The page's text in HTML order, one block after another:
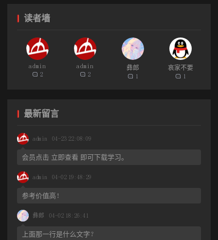
灵魂是一种稀薄的没有实体的人形, 本质上是一种气息、薄膜或影子;
的以前或现在的肉体拥有者的个人意志和意识;它能够离开身体很远,
并且还能突然在各种不同的地方出现;它往往是不可能和看不见的, 但
它能够表现物质力量, 特别是能够作为一个脱离了身体的、与身体在
品的体中, 控制着它们, 在它们里面行动。
无疑灵魂是一种独立的生命体, 哪怕是离开了人的肉体之后, 仍
美国和加拿大的奥吉瓦人中十分相信灵魂的存在, 他们认为如果一个
人死了, 人们还是相信, 他与活着时一样依然有感觉能力, 他的死只是
传》中说:“人之精气曰魂, 形体谓之魄, 合阴阳二气而生也。”在《礼
记·郊特牲》中说:“魂气归于天, 形魄归于地。”可见, 我国古人也是将
读者墙
admin
2
admin
2
彝郎
1
哀家不要
1
最新留言
admin 04-23 22:08:09
会员点击 立即查看 即可下载学习。
admin 04-02 19:48:29
参考价值高！
彝郎 04-02 18:26:41
上面那一行是什么文字？